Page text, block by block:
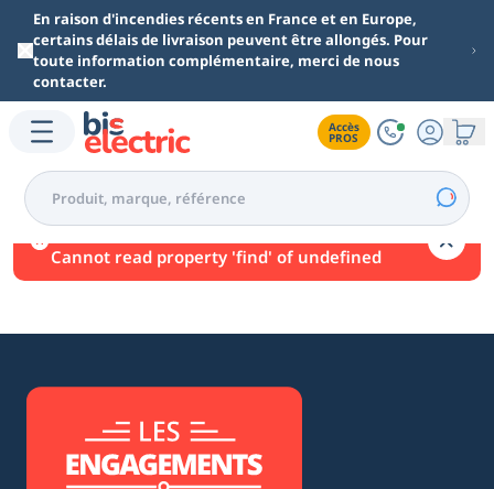
Aller au contenu principal
En raison d'incendies récents en France et en Europe,
certains délais de livraison peuvent être allongés. Pour
toute information complémentaire, merci de nous
contacter.
Accès
PROS
Une erreur est survenue.
Cannot read property 'find' of undefined